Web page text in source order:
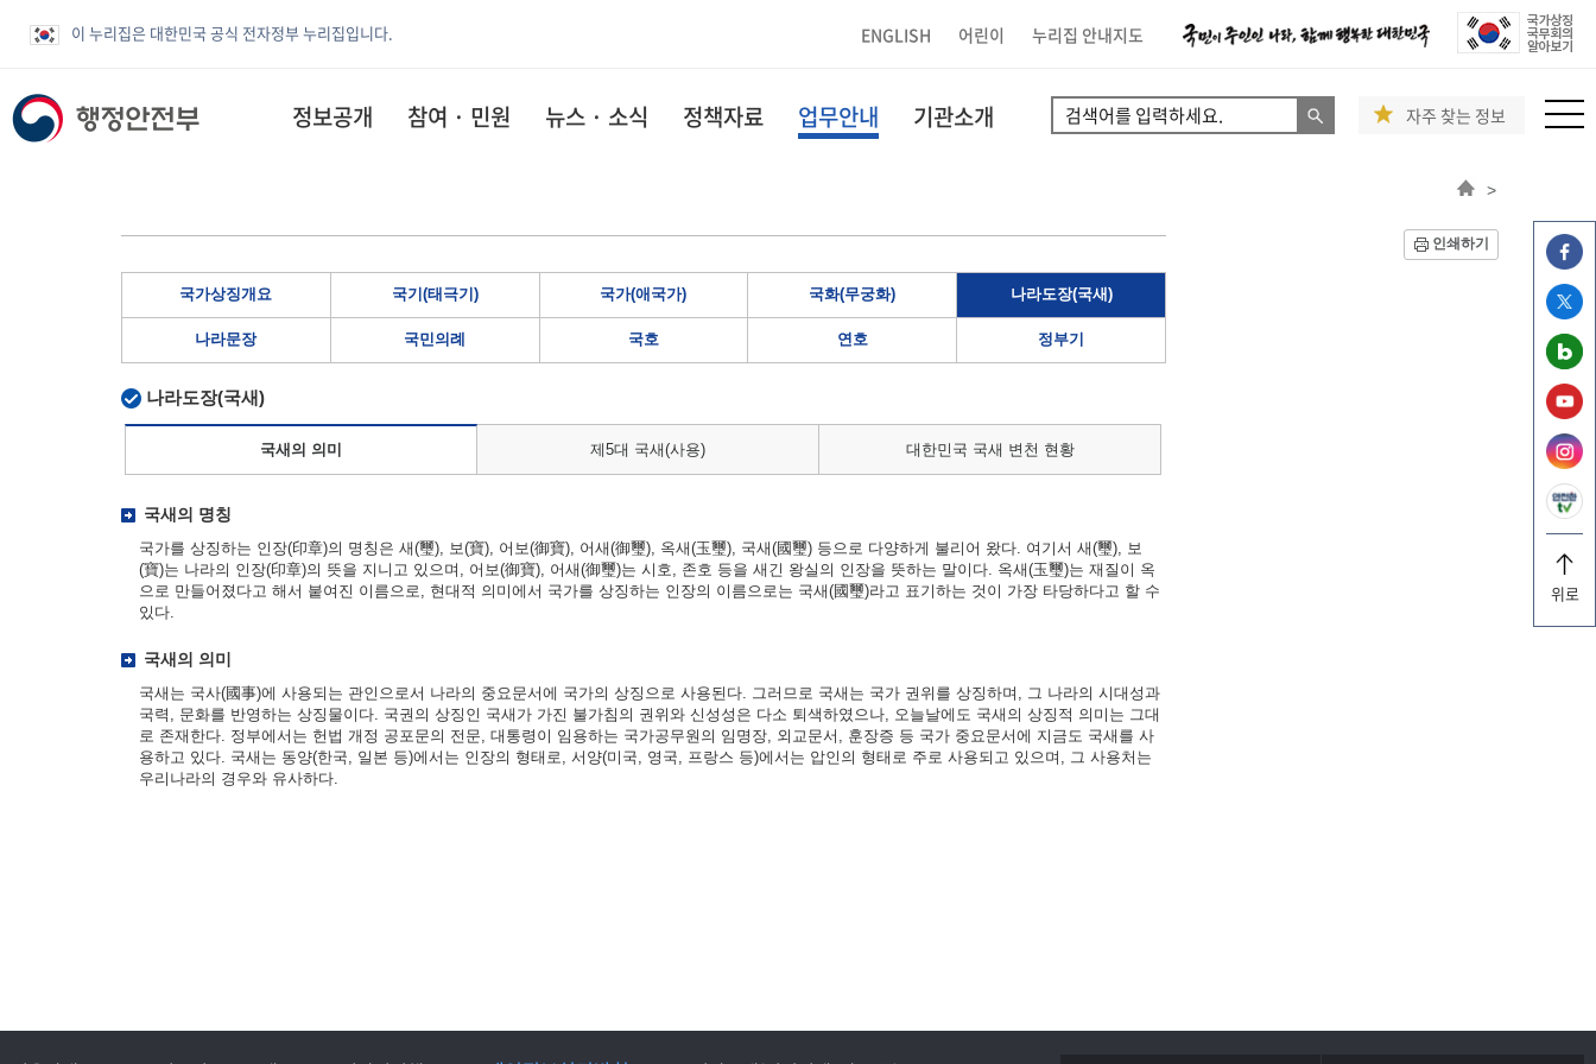
이 누리집은 대한민국 공식 전자정부 누리집입니다. ENGLISH 어린이 누리집 안내지도
위로
정보공개 참여 · 민원 뉴스 · 소식 정책자료 업무안내 기관소개 자주 찾는 정보
>
인쇄하기
국가상징개요 국기(태극기) 국가(애국가) 국화(무궁화) 나라도장(국새)
나라문장 국민의례 국호 연호 정부기
나라도장(국새)
국새의 의미 제5대 국새(사용) 대한민국 국새 변천 현황
국새의 명칭
국가를 상징하는 인장(印章)의 명칭은 새(璽), 보(寶), 어보(御寶), 어새(御璽), 옥새(玉璽), 국새(國璽) 등으로 다양하게 불리어 왔다. 여기서 새(璽), 보
(寶)는 나라의 인장(印章)의 뜻을 지니고 있으며, 어보(御寶), 어새(御璽)는 시호, 존호 등을 새긴 왕실의 인장을 뜻하는 말이다. 옥새(玉璽)는 재질이 옥
으로 만들어졌다고 해서 붙여진 이름으로, 현대적 의미에서 국가를 상징하는 인장의 이름으로는 국새(國璽)라고 표기하는 것이 가장 타당하다고 할 수
있다.
국새의 의미
국새는 국사(國事)에 사용되는 관인으로서 나라의 중요문서에 국가의 상징으로 사용된다. 그러므로 국새는 국가 권위를 상징하며, 그 나라의 시대성과
국력, 문화를 반영하는 상징물이다. 국권의 상징인 국새가 가진 불가침의 권위와 신성성은 다소 퇴색하였으나, 오늘날에도 국새의 상징적 의미는 그대
로 존재한다. 정부에서는 헌법 개정 공포문의 전문, 대통령이 임용하는 국가공무원의 임명장, 외교문서, 훈장증 등 국가 중요문서에 지금도 국새를 사
용하고 있다. 국새는 동양(한국, 일본 등)에서는 인장의 형태로, 서양(미국, 영국, 프랑스 등)에서는 압인의 형태로 주로 사용되고 있으며, 그 사용처는
우리나라의 경우와 유사하다.